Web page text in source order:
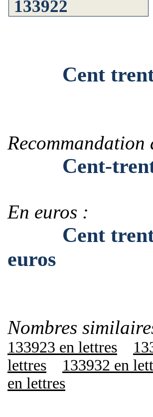
Cent trente-
Recommandation
Cent-trente-
En euros :
Cent trente-
euros
Nombres
133923 en lettres
lettres
133932 en
en lettres